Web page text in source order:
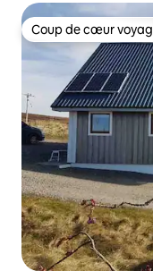
Coup de cœur
Coup de cœur